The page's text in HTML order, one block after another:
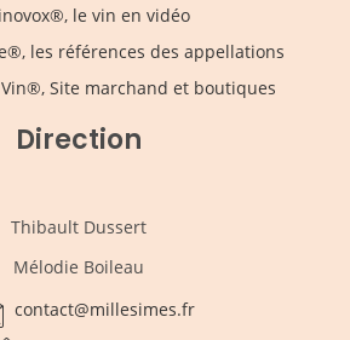
le vin en vidéo
les références des appellations
Site marchand et boutiques
Direction
Thibault Dussert
Mélodie Boileau
contact@millesimes.fr